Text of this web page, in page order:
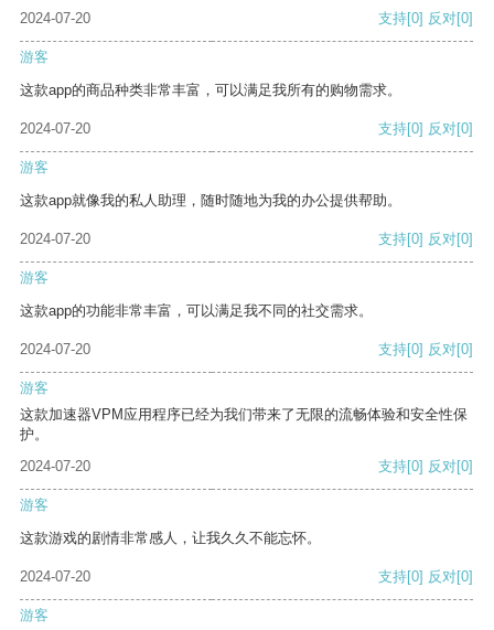
2024-07-20 支持[0] 反对[0]
游客
这款app的商品种类非常丰富，可以满足我所有的购物需求。
2024-07-20 支持[0] 反对[0]
游客
这款app就像我的私人助理，随时随地为我的办公提供帮助。
2024-07-20 支持[0] 反对[0]
游客
这款app的功能非常丰富，可以满足我不同的社交需求。
2024-07-20 支持[0] 反对[0]
游客
这款加速器VPM应用程序已经为我们带来了无限的流畅体验和安全性保
护。
2024-07-20
支持[0] 反对[0]
游客
这款游戏的剧情非常感人，让我久久不能忘怀。
2024-07-20 支持[0] 反对[0]
游客